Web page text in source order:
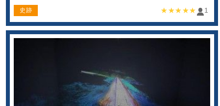
史跡 ★★★★★ 1